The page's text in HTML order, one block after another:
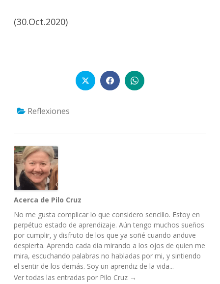
(30.Oct.2020)
Reflexiones
Acerca de Pilo Cruz
No me gusta complicar lo que considero sencillo. Estoy en
perpétuo estado de aprendizaje. Aún tengo muchos sueños
por cumplir, y disfruto de los que ya soñé cuando anduve
despierta. Aprendo cada día mirando a los ojos de quien me
mira, escuchando palabras no habladas por mi, y sintiendo
el sentir de los demás. Soy un aprendiz de la vida...
Ver todas las entradas por Pilo Cruz →